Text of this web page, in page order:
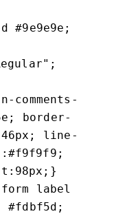
#9e9e9e;
comments-
border-
line-
label